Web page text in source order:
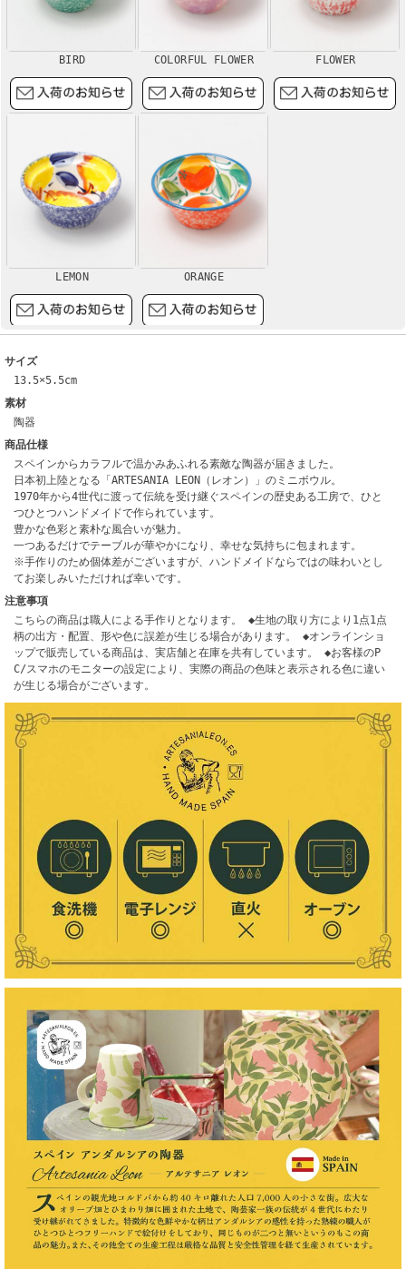
BIRD COLORFUL FLOWER FLOWER
LEMON ORANGE
サイズ
13.5×5.5cm
素材
陶器
商品仕様
スペインからカラフルで温かみあふれる素敵な陶器が届きました。
日本初上陸となる「ARTESANIA LEON（レオン）」のミニボウル。
1970年から4世代に渡って伝統を受け継ぐスペインの歴史ある工房で、ひと
つひとつハンドメイドで作られています。
豊かな色彩と素朴な風合いが魅力。
一つあるだけでテーブルが華やかになり、幸せな気持ちに包まれます。
※手作りのため個体差がございますが、ハンドメイドならではの味わいとし
てお楽しみいただければ幸いです。
注意事項
こちらの商品は職人による手作りとなります。 ◆生地の取り方により1点1点
柄の出方・配置、形や色に誤差が生じる場合があります。 ◆オンラインショ
ップで販売している商品は、実店舗と在庫を共有しています。 ◆お客様のP
C/スマホのモニターの設定により、実際の商品の色味と表示される色に違い
が生じる場合がございます。